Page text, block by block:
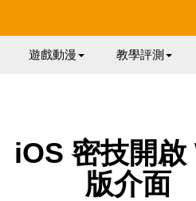
遊戲動漫 教學評測
iOS 密技開
版介面